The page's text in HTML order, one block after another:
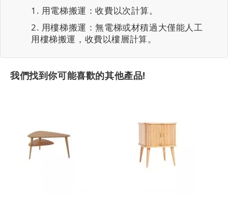
用電梯搬運：收費以次計算。
用樓梯搬運：無電梯或材積過大僅能人工
用樓梯搬運，收費以樓層計算。
我們找到你可能喜歡的其他產品!